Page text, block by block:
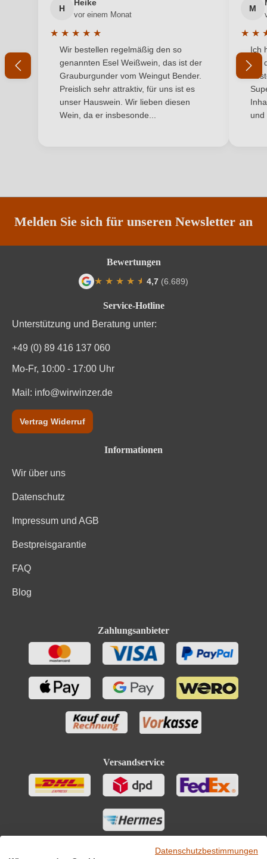
Banfi SRL, Castello di Poggio Alle Mura, 53024
Inhalt 0,75 L
Jahrgang 2020
Italien
Restzucker in g/L
Säuregehalt in g/L 5,7 g/L
Nährwertangaben
Durchschnittliche nährwertangaben
Brennwert
Kohlenhydrate
Kohlenhydrate davon Zucker
Zutaten
Ihre E-Mail-Adresse
Ihr Passwort
Ich habe mein Passwort vergessen
H
Heike
vor einem Monat
★ ★ ★ ★ ★
Durchschnittliche Bewertung von 5 von 5 Sternen
Wir bestellen regelmäßig den so
genannten Esel Weißwein, das ist der
Grauburgunder vom Weingut Bender.
Preislich sehr attraktiv, für uns ist es
unser Hauswein. Wir lieben diesen
Wein, da er insbesonde...
M
★ ★
Ich
mit
und
Melden Sie sich für unseren Newsletter an
Service-Hotline
Unterstützung und Beratung unter:
+49 (0) 89 416 137 060
Mo-Fr, 10:00 - 17:00 Uhr
Mail: info@wirwinzer.de
Vertrag Widerruf
Informationen
Wir über uns
Datenschutz
Impressum und AGB
Bestpreisgarantie
FAQ
Blog
Zahlungsanbieter
Versandservice
Bewertungen
★ ★ ★ ★ ★
★ 4,7 (6.689)
Datenschutzbestimmungen